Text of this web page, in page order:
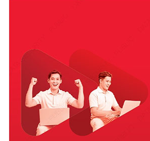
Quảng Ngãi
Quảng Ninh
Quảng Trị
Sóc Trăng
Sơn La
Tây Ninh
Thái Bình
Thái Nguyên